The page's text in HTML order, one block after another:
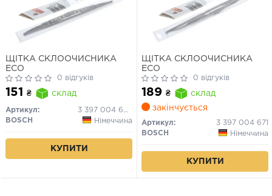
ЩІТКА СКЛООЧИСНИКА
ECO
0 відгуків
151 ₴ склад
Артикул:
3 397 004 669
BOSCH
Німеччина
КУПИТИ
ЩІТКА СКЛООЧИСНИКА
ECO
0 відгуків
189 ₴
склад
закінчується
Артикул:
3 397 004 671
BOSCH
Німеччина
КУПИТИ